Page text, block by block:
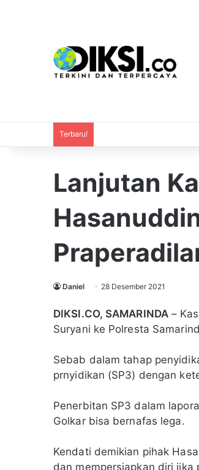
Terbaru!
Lanjutan
Daniel 28 Desember 2021
DIKSI.CO, SAMARINDA–
Suryani ke Polresta
Sebab dalam tahap
prnyidikan (SP3) dengan
Penerbitan SP3 dalam
Golkar bisa bernafas lega.
Kendati demikian pihak
dan mempersiapkan diri jika